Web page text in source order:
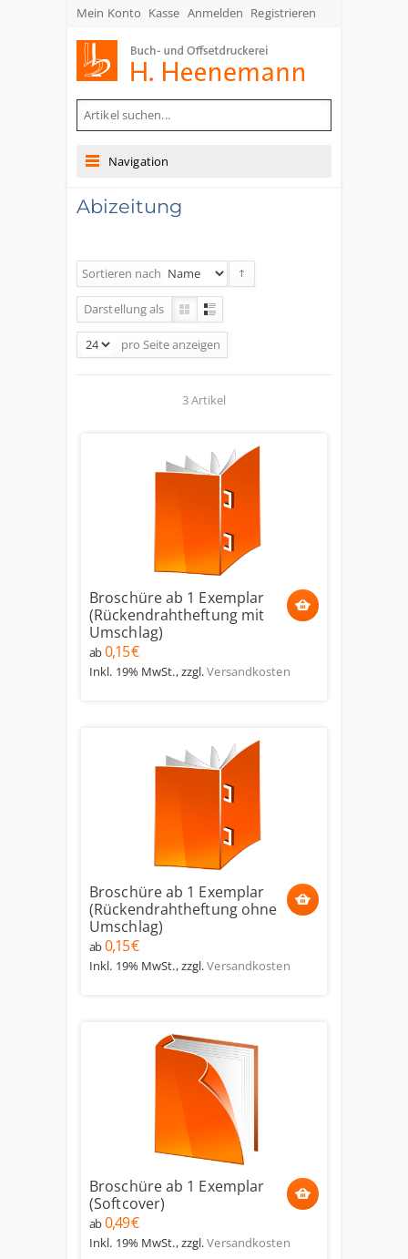
Mein Konto Kasse Anmelden Registrieren
Navigation
Abizeitung
Sortieren nach
Darstellung als
pro Seiteanzeigen
3 Artikel
Broschüre ab 1 Exemplar
(Rückendrahtheftung mit
Umschlag)
ab 0,15 €
Inkl. 19% MwSt.,zzgl.Versandkosten
Broschüre ab 1 Exemplar
(Rückendrahtheftung ohne
Umschlag)
ab 0,15 €
Inkl. 19% MwSt.,zzgl.Versandkosten
Broschüre ab 1 Exemplar
(Softcover)
ab 0,49 €
Inkl. 19% MwSt.,zzgl.Versandkosten